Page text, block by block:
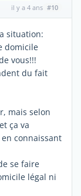
il y a 4 ans #10
situation:
domicile
vous!!!
du fait
mais selon
ça va
connaissant
se faire
légal ni